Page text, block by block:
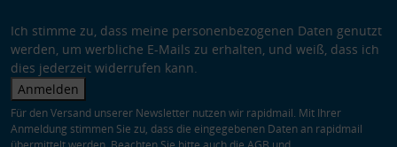
Ich stimme zu, dass meine personenbezogenen Daten genutzt
werden, um werbliche E-Mails zu erhalten, und weiß, dass ich
dies jederzeit widerrufen kann.
Anmelden
Für den Versand unserer Newsletter nutzen wir rapidmail. Mit Ihrer
Anmeldung stimmen Sie zu, dass die eingegebenen Daten an rapidmail